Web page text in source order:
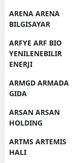
ARENA ARENA
BILGISAYAR
ARFYE ARF BIO
YENILENEBILIR
ENERJI
ARMGD ARMADA
GIDA
ARSAN ARSAN
HOLDING
ARTMS ARTEMIS
HALI